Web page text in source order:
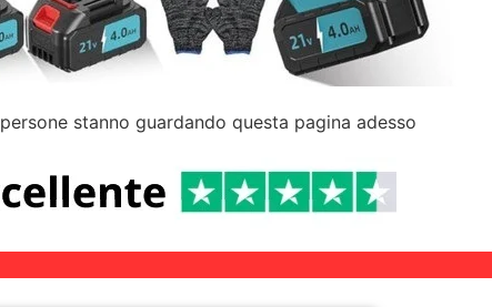
persone stanno guardando questa pagina adesso